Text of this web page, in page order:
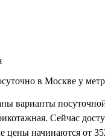
в Москве у
варианты
Сейчас
цены начинаются от